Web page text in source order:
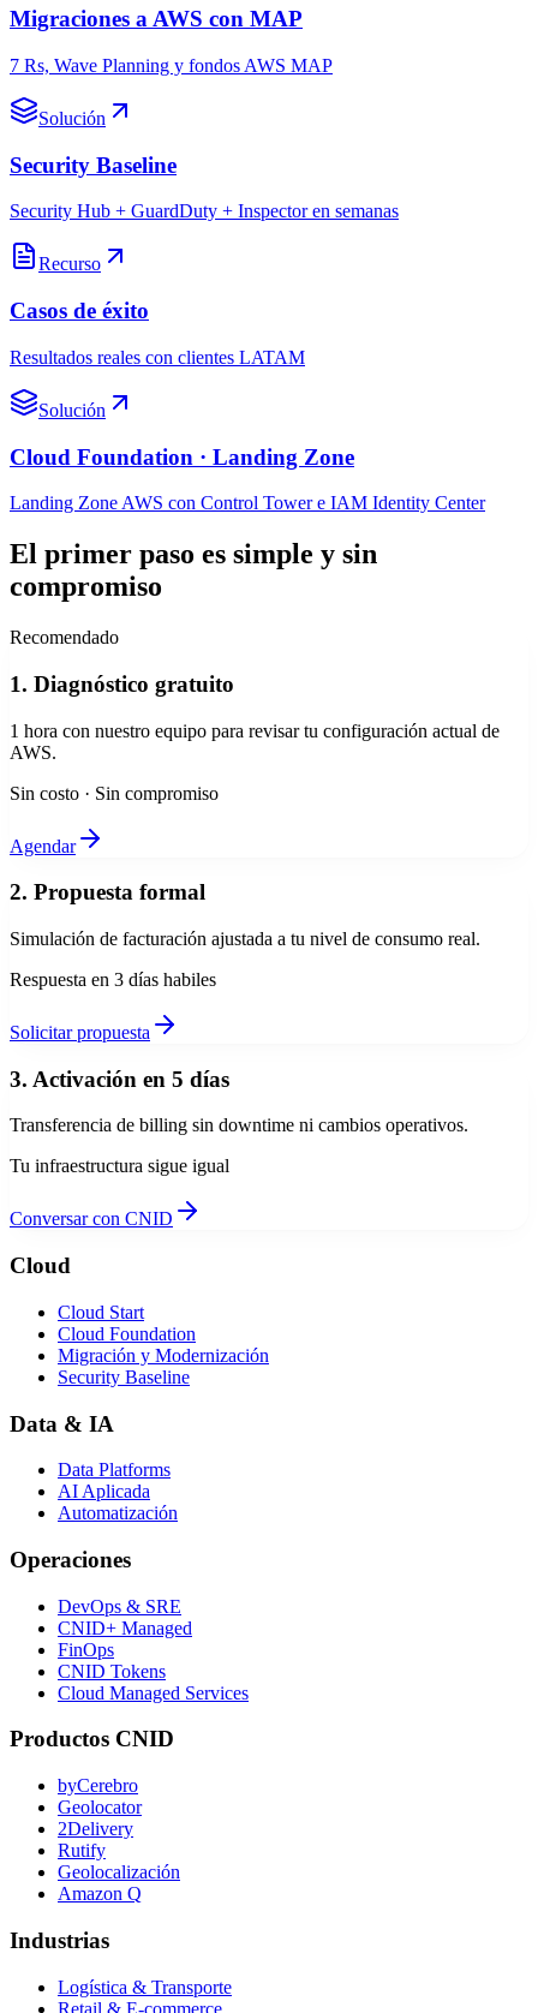
Migraciones a AWS con MAP
7 Rs, Wave Planning y fondos AWS MAP
Solución
Security Baseline
Security Hub + GuardDuty + Inspector en semanas
Recurso
Casos de éxito
Resultados reales con clientes LATAM
Solución
Cloud Foundation · Landing Zone
Landing Zone AWS con Control Tower e IAM Identity Center
El primer paso es simple y sin
compromiso
Recomendado
1. Diagnóstico gratuito
1 hora con nuestro equipo para revisar tu configuración actual de
AWS.
Sin costo · Sin compromiso
Agendar
2. Propuesta formal
Simulación de facturación ajustada a tu nivel de consumo real.
Respuesta en 3 días habiles
Solicitar propuesta
3. Activación en 5 días
Transferencia de billing sin downtime ni cambios operativos.
Tu infraestructura sigue igual
Conversar con CNID
Cloud
Cloud Start
Cloud Foundation
Migración y Modernización
Security Baseline
Data & IA
Data Platforms
AI Aplicada
Automatización
Operaciones
DevOps & SRE
CNID+ Managed
FinOps
CNID Tokens
Cloud Managed Services
Productos CNID
byCerebro
Geolocator
2Delivery
Rutify
Geolocalización
Amazon Q
Industrias
Logística & Transporte
Retail & E-commerce